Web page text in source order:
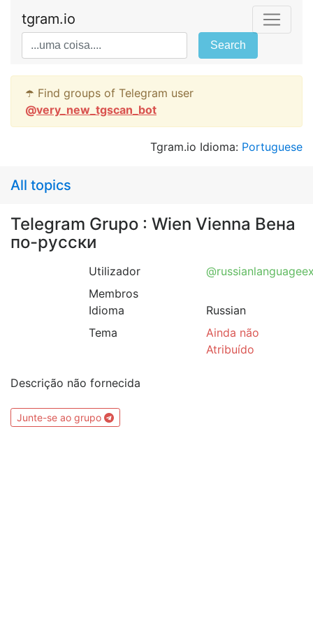
tgram.io
Search
☂️ Find groups of Telegram user
@very_new_tgscan_bot
Tgram.io Idioma: Portuguese
All topics
Telegram Grupo : Wien Vienna Вена
по-русски
Utilizador
Membros
Idioma
Russian
Tema
Ainda não
Atribuído
Descrição não fornecida
Junte-se ao grupo